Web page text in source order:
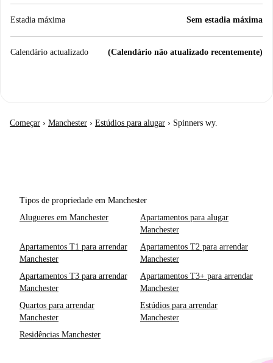
Estadia máxima Sem estadia máxima
Calendário actualizado (Calendário não atualizado recentemente)
Começar › Manchester › Estúdios para alugar › Spinners wy.
Tipos de propriedade em Manchester
Alugueres em Manchester
Apartamentos para alugar
Manchester
Apartamentos T1 para arrendar
Manchester
Apartamentos T2 para arrendar
Manchester
Apartamentos T3 para arrendar
Manchester
Apartamentos T3+ para arrendar
Manchester
Quartos para arrendar
Manchester
Estúdios para arrendar
Manchester
Residências Manchester